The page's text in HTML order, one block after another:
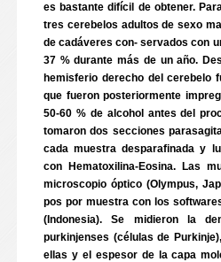
es bastante difícil de obtener.
tres cerebelos adultos de sexo
de cadáveres con- servados con
37 % durante más de un año.
hemisferio derecho del cerebelo
que fueron posteriormente
50-60 % de alcohol antes del
tomaron dos secciones
cada muestra desparafinada y
con Hematoxilina-Eosina. Las
microscopio óptico (Olympus,
pos por muestra con los
(Indonesia). Se midieron la
purkinjenses (células de
ellas y el espesor de la capa